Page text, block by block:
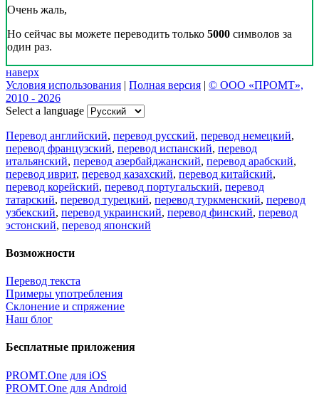
Очень жаль,
Но сейчас вы можете переводить только 5000 символов за
один раз.
наверх
Условия использования | Полная версия | © ООО «ПРОМТ»,
2010 - 2026
Select a language
Перевод английский, перевод русский, перевод немецкий,
перевод французский, перевод испанский, перевод
итальянский, перевод азербайджанский, перевод арабский,
перевод иврит, перевод казахский, перевод китайский,
перевод корейский, перевод португальский, перевод
татарский, перевод турецкий, перевод туркменский, перевод
узбекский, перевод украинский, перевод финский, перевод
эстонский, перевод японский
Возможности
Перевод текста
Примеры употребления
Склонение и спряжение
Наш блог
Бесплатные приложения
PROMT.One для iOS
PROMT.One для Android